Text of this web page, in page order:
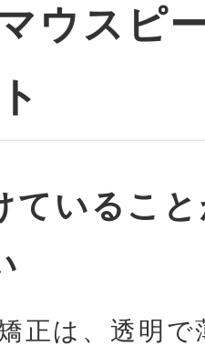
ウスピ
ているこ
正は、透明